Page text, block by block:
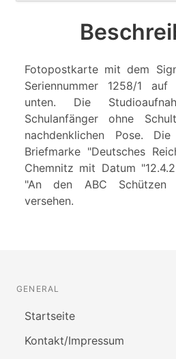
Fotopostkarte mit dem
Seriennummer 1258/1
unten. Die
Schulanfänger ohne
nachdenklichen Pose.
Briefmarke "Deutsches
Chemnitz mit Datum
"An den ABC Schützen
versehen.
GENERAL
Startseite
Kontakt/Impressum